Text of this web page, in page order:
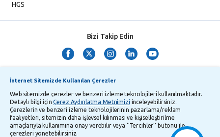
HGS
Bizi Takip Edin
TMSF ve YTM Zaman Aşımı Listesi Bilgi Toplumu Hizmetleri
Kişisel Verilerin Korunması Gizlilik Politikası Çerez Aydınlatma Metni
İnternet Sitemizde Kullanılan Çerezler
Web sitemizde çerezler ve benzeri izleme teknolojileri kullanılmaktadır.
Detaylı bilgi içinÇerez Aydınlatma Metnimizi inceleyebilirsiniz.
Çerezlerin ve benzeri izleme teknolojilerinin pazarlama/reklam
faaliyetleri, sitemizin daha işlevsel kılınması ve kişiselleştirilme
amaçlarıyla kullanımına onay verebilir veya ‘’Tercihler’’ butonu ile
çerezleri yönetebilirsiniz.